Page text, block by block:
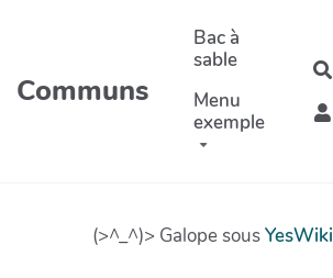
Aller au contenu principal
Communs
Bac à
sable
Menu
exemple
(>^_^)> Galope sousYesWiki